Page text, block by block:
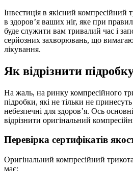
Інвестиція в якісний
в здоров’я ваших ніг, яке при
буде служити вам тривалий час і
серйозних захворювань, що
лікування.
Як відрізнити
На жаль, на ринку компресійного
підробки, які не тільки не
небезпечні для здоров’я. Ось
відрізнити оригінальний
Перевірка сертифікатів
Оригінальний компресійний
має: